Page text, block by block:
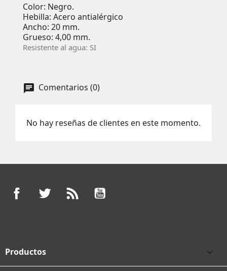
Color: Negro.
Hebilla: Acero antialérgico
Ancho: 20 mm.
Grueso: 4,00 mm.
Resistente al agua: SI
Comentarios (0)
No hay reseñas de clientes en este momento.
FacebookTwitter
Productos 